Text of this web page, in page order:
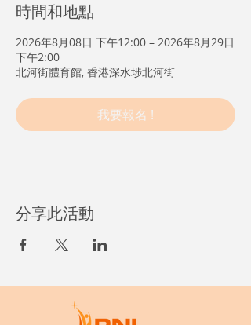
時間和地點
2026年8月08日 下午12:00 – 2026年8月29日
下午2:00
北河街體育館, 香港深水埗北河街
我要報名 !
分享此活動